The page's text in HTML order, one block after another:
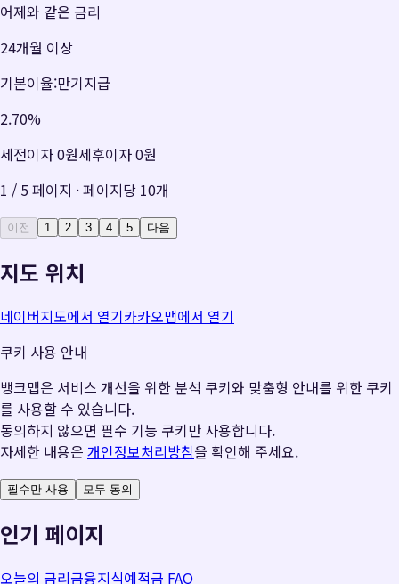
어제와 같은 금리
24개월 이상
기본이율:만기지급
2.70%
세전이자0원세후이자0원
1 / 5페이지 · 페이지당 10개
이전 1 2 3 4 5 다음
지도 위치
네이버지도에서 열기카카오맵에서 열기
쿠키 사용 안내
뱅크맵은 서비스 개선을 위한 분석 쿠키와 맞춤형 안내를 위한 쿠키
를 사용할 수 있습니다.
동의하지 않으면 필수 기능 쿠키만 사용합니다.
자세한 내용은 개인정보처리방침을 확인해 주세요.
필수만 사용 모두 동의
인기 페이지
오늘의 금리금융지식예적금 FAQ